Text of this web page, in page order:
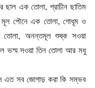
ছাল এক তোলা, প্রাচীন ছাতিম
মূল পৌনে এক তোলা, গোধূম ও
তোলা, অনন্তমূল শুষ্ক সওয়া
ভস্ম সওয়া তিন তোলা আর মধু
এত সব জোগাড় করা কি সম্ভব